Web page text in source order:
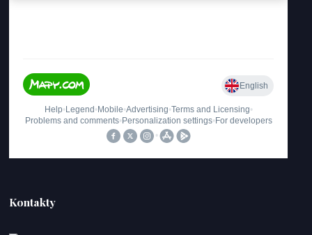
Kontakty